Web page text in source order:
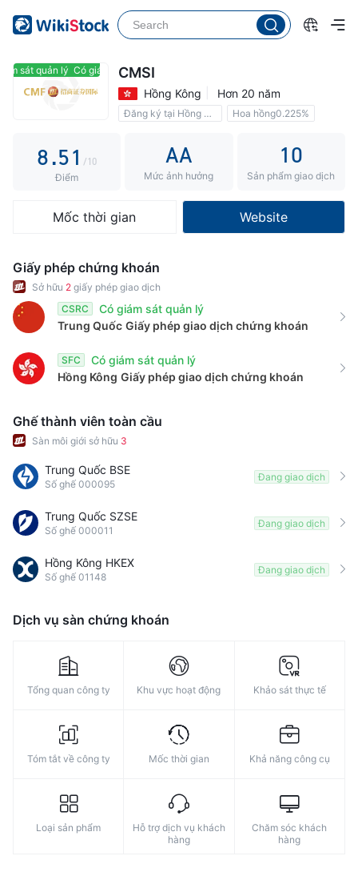
sát quản lý Có giám sát quản lý
CMSI
Hồng Kông Hơn 20 năm
Đăng ký tại Hồng Kông Hoa hồng0.225%
3
5
6
8.
0
2
3
5
6
7
9
1
2
3
5
6
7
8
9
/10
Điểm
AA
Mức ảnh hưởng
10
Sản phẩm giao dịch
Mốc thời gian Website
Giấy phép chứng khoán
Sở hữu 2 giấy phép giao dịch
CSRC
Có giám sát quản lý
Trung Quốc Giấy phép giao dịch chứng khoán
SFC
Có giám sát quản lý
Hồng Kông Giấy phép giao dịch chứng khoán
Ghế thành viên toàn cầu
Sàn môi giới sở hữu 3
Trung Quốc BSE
Số ghế 000095
Đang giao dịch
Trung Quốc SZSE
Số ghế 000011
Đang giao dịch
Hồng Kông HKEX
Số ghế 01148
Đang giao dịch
Dịch vụ sàn chứng khoán
Tổng quan công ty Khu vực hoạt động Khảo sát thực tế
Tóm tắt về công ty Mốc thời gian Khả năng công cụ
Loại sản phẩm
Hỗ trợ dịch vụ khách
hàng
Chăm sóc khách
hàng